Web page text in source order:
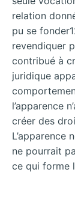
relation
pu se
revendiquer
contribué à
juridique
l’apparence
créer des
L’apparence
ne pourrait
ce qui forme